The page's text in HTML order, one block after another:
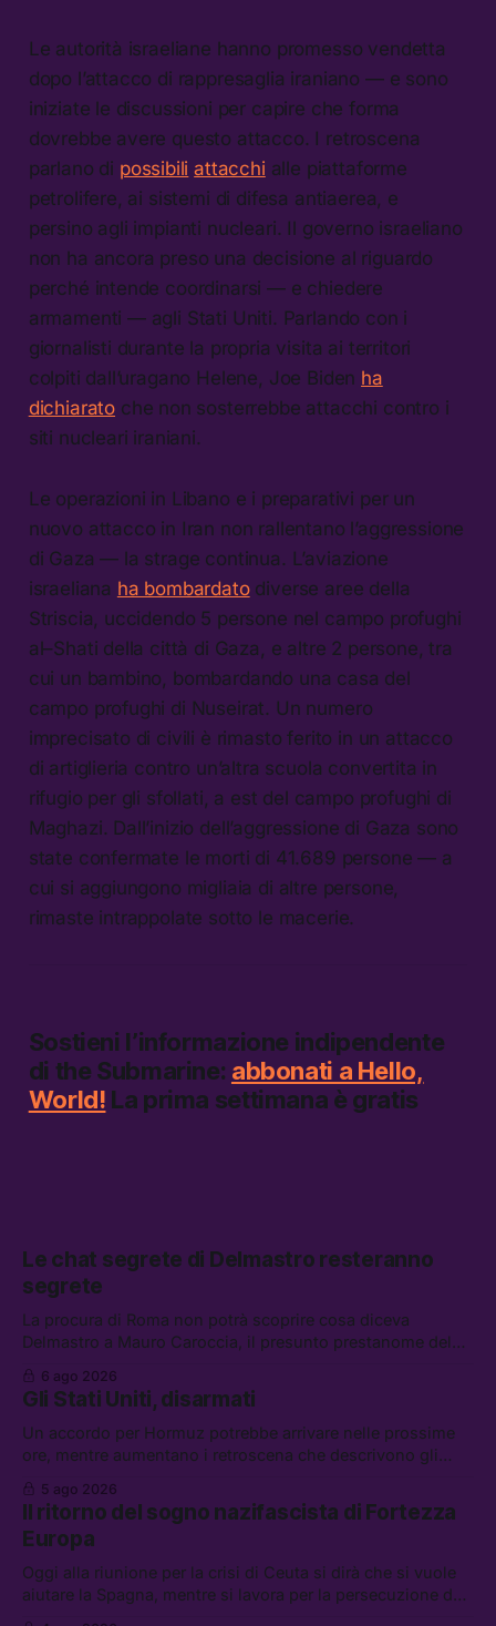
Le autorità israeliane hanno promesso vendetta
dopo l’attacco di rappresaglia iraniano — e sono
iniziate le discussioni per capire che forma
dovrebbe avere questo attacco. I retroscena
parlano di possibili attacchi alle piattaforme
petrolifere, ai sistemi di difesa antiaerea, e
persino agli impianti nucleari. Il governo israeliano
non ha ancora preso una decisione al riguardo
perché intende coordinarsi — e chiedere
armamenti — agli Stati Uniti. Parlando con i
giornalisti durante la propria visita ai territori
colpiti dall’uragano Helene, Joe Biden ha
dichiarato che non sosterrebbe attacchi contro i
siti nucleari iraniani.
Le operazioni in Libano e i preparativi per un
nuovo attacco in Iran non rallentano l’aggressione
di Gaza — la strage continua. L’aviazione
israeliana ha bombardatodiverse aree della
Striscia, uccidendo 5 persone nel campo profughi
al–Shati della città di Gaza, e altre 2 persone, tra
cui un bambino, bombardando una casa del
campo profughi di Nuseirat. Un numero
imprecisato di civili è rimasto ferito in un attacco
di artiglieria contro un’altra scuola convertita in
rifugio per gli sfollati, a est del campo profughi di
Maghazi. Dall’inizio dell’aggressione di Gaza sono
state confermate le morti di 41.689 persone — a
cui si aggiungono migliaia di altre persone,
rimaste intrappolate sotto le macerie.
Sostieni l’informazione indipendente
di the Submarine: abbonati a Hello,
World! La prima settimana è gratis
Le chat segrete di Delmastro resteranno
segrete
La procura di Roma non potrà scoprire cosa diceva
Delmastro a Mauro Caroccia, il presunto prestanome del
attacchi in Libano, il governo chiederà 36 miliardi di
flessibilità in armi e energia, e Grokipedia è già stata
abbandonata
6 ago 2026
Gli Stati Uniti, disarmati
Un accordo per Hormuz potrebbe arrivare nelle prossime
ore, mentre aumentano i retroscena che descrivono gli
chi aspetta i dispersi di Ceuta, il boom dei carburanti
diluiti, e quanti attivisti anti data center sono stati arrestati
5 ago 2026
Il ritorno del sogno nazifascista di Fortezza
Europa
Oggi alla riunione per la crisi di Ceuta si dirà che si vuole
aiutare la Spagna, mentre si lavora per la persecuzione dei